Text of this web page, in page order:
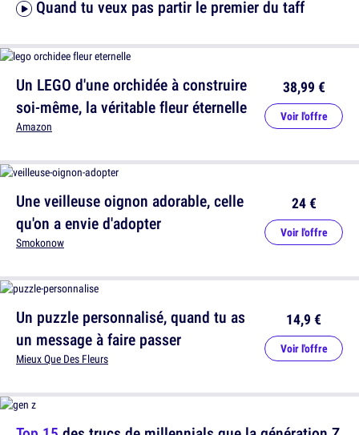
Un LEGO d'une orchidée à construire
soi-même, la véritable fleur éternelle
Amazon
38,99 €
Voir l'offre
Une veilleuse oignon adorable, celle
qu'on a envie d'adopter
Smokonow
24 €
Voir l'offre
Quand tu veux pas partir le premier du taff
Un puzzle personnalisé, quand tu as
un message à faire passer
Mieux Que Des Fleurs
14,9 €
Voir l'offre